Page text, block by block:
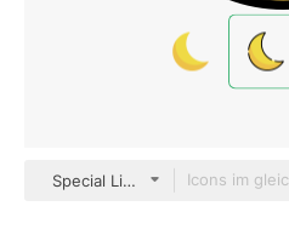
Special Lineal color